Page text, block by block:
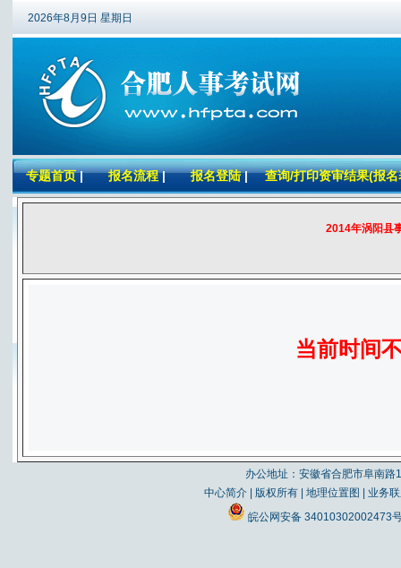
2026年8月9日 星期日
专题首页 | 报名流程| 报名登陆 | 查询/打印资审结果(报名
2014年涡阳县
当前时间
办公地址：安徽省合肥市阜南
中心简介| 版权所有| 地理位置图
业务
皖公网安备 34010302002473